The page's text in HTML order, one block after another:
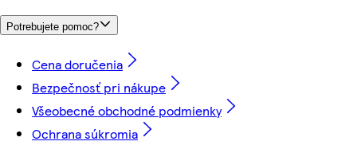
Potrebujete pomoc?
Cena doručenia
Bezpečnosť pri nákupe
Všeobecné obchodné podmienky
Ochrana súkromia